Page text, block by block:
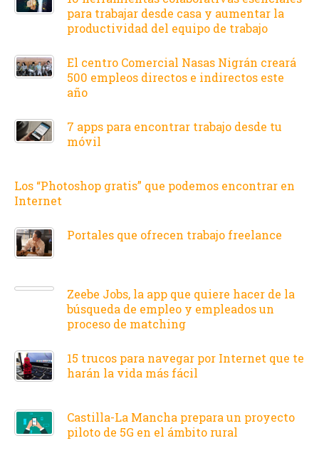
para trabajar desde casa y aumentar la
productividad del equipo de trabajo
El centro Comercial Nasas Nigrán creará
500 empleos directos e indirectos este
año
7 apps para encontrar trabajo desde tu
móvil
Los “Photoshop gratis” que podemos encontrar en
Internet
Portales que ofrecen trabajo freelance
Zeebe Jobs, la app que quiere hacer de la
búsqueda de empleo y empleados un
proceso de matching
15 trucos para navegar por Internet que te
harán la vida más fácil
Castilla-La Mancha prepara un proyecto
piloto de 5G en el ámbito rural